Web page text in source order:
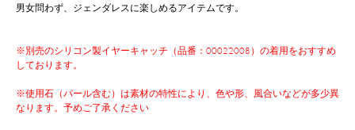
男女問わず、ジェンダレスに楽しめるアイテムです。
※別売のシリコン製イヤーキャッチ（品番：00022008）の着用をおすすめ
しております。
※使用石（パール含む）は素材の特性により、色や形、風合いなどが多少異
なります。予めご了承ください